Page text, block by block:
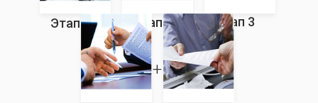
Этап 1 Этап 2 Этап 3